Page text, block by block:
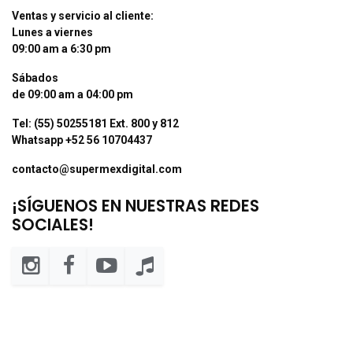
Ventas y servicio al cliente:
Lunes a viernes
09:00 am a 6:30 pm
Sábados
de 09:00 am a 04:00 pm
Tel: (55) 50255181 Ext. 800 y 812
Whatsapp +52 56 10704437
contacto@supermexdigital.com
¡SÍGUENOS EN NUESTRAS REDES
SOCIALES!